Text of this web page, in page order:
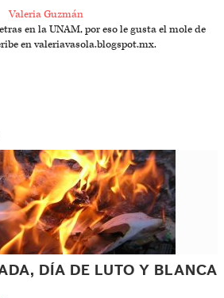
Valeria Guzmán
en la UNAM, por eso le gusta el mole de
en valeriavasola.blogspot.mx.
DÍA DE LUTO Y BLANCA